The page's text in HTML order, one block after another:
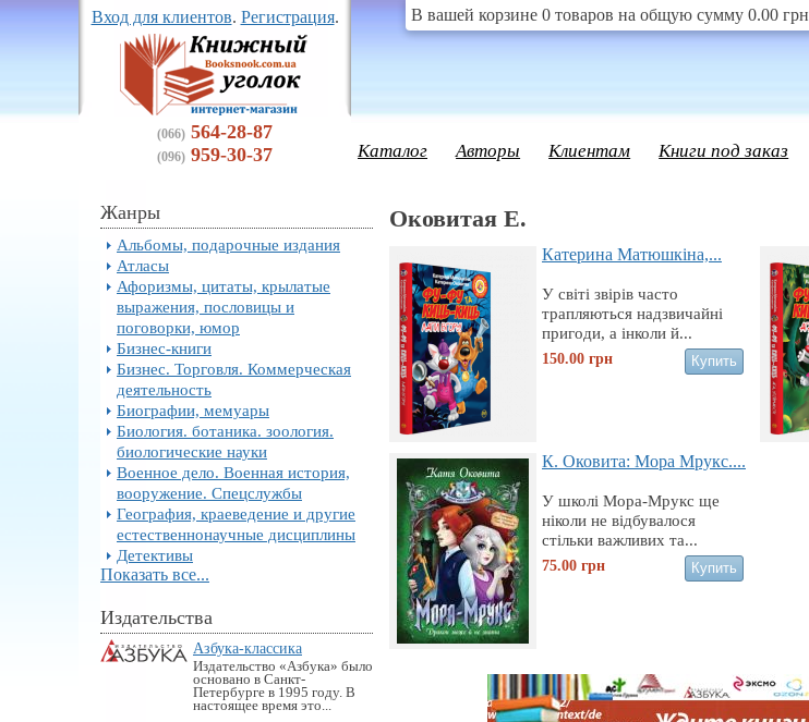
Вход для клиентов. Регистрация.
(066) 564-28-87
(096) 959-30-37
В вашей корзине 0 товаров на общую сумму 0.00 грн
Каталог Авторы Клиентам Книги под заказ
Жанры
Альбомы, подарочные издания
Атласы
Афоризмы, цитаты, крылатые
выражения, пословицы и
поговорки, юмор
Бизнес-книги
Бизнес. Торговля. Коммерческая
деятельность
Биографии, мемуары
Биология. ботаника. зоология.
биологические науки
Военное дело. Военная история,
вооружение. Спецслужбы
География, краеведение и другие
естественнонаучные дисциплины
Детективы
Показать все...
Издательства
Азбука-классика
Издательство «Азбука» было
основано в Санкт-
Петербурге в 1995 году. В
настоящее время это...
Оковитая Е.
Катерина Матюшкіна,...
У світі звірів часто
трапляються надзвичайні
пригоди, а інколи й...
150.00 грн
К. Оковита: Мора Мрукс....
У школі Мора-Мрукс ще
ніколи не відбувалося
стільки важливих та...
75.00 грн